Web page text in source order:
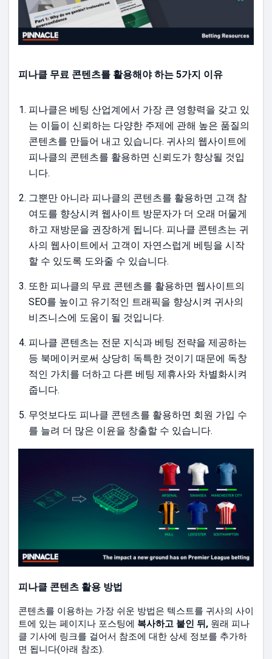
피나클 무료 콘텐츠를 활용해야 하는 5가지 이유
피나클은 베팅 산업계에서 가장 큰 영향력을 갖고 있
는 이들이 신뢰하는 다양한 주제에 관해 높은 품질의
콘텐츠를 만들어 내고 있습니다. 귀사의 웹사이트에
피나클의 콘텐츠를 활용하면 신뢰도가 향상될 것입
니다.
그뿐만 아니라 피나클의 콘텐츠를 활용하면 고객 참
여도를 향상시켜 웹사이트 방문자가 더 오래 머물게
하고 재방문을 권장하게 됩니다. 피나클 콘텐츠는 귀
사의 웹사이트에서 고객이 자연스럽게 베팅을 시작
할 수 있도록 도와줄 수 있습니다.
또한 피나클의 무료 콘텐츠를 활용하면 웹사이트의
SEO를 높이고 유기적인 트래픽을 향상시켜 귀사의
비즈니스에 도움이 될 것입니다.
피나클 콘텐츠는 전문 지식과 베팅 전략을 제공하는
등 북메이커로써 상당히 독특한 것이기 때문에 독창
적인 가치를 더하고 다른 베팅 제휴사와 차별화시켜
줍니다.
무엇보다도 피나클 콘텐츠를 활용하면 회원 가입 수
를 늘려 더 많은 이윤을 창출할 수 있습니다.
피나클 콘텐츠 활용 방법
콘텐츠를 이용하는 가장 쉬운 방법은 텍스트를 귀사의 사이
트에 있는 페이지나 포스팅에 복사하고 붙인 뒤, 원래 피나
클 기사에 링크를 걸어서 참조에 대한 상세 정보를 추가하
면 됩니다(아래 참조).